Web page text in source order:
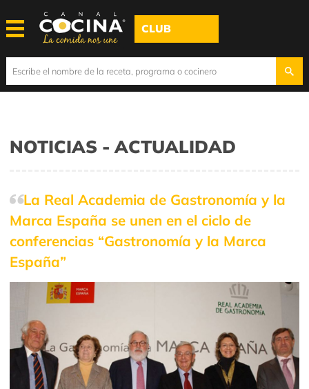
CLUB
NOTICIAS - ACTUALIDAD
La Real Academia de Gastronomía y la
Marca España se unen en el ciclo de
conferencias “Gastronomía y la Marca
España”